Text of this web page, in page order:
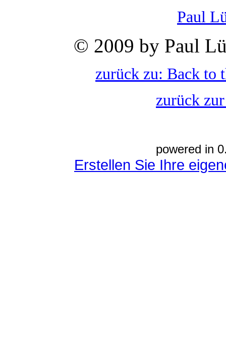
Paul
© 2009 by Paul
zurück zu: Back to
zurück
powered in
Erstellen Sie Ihre